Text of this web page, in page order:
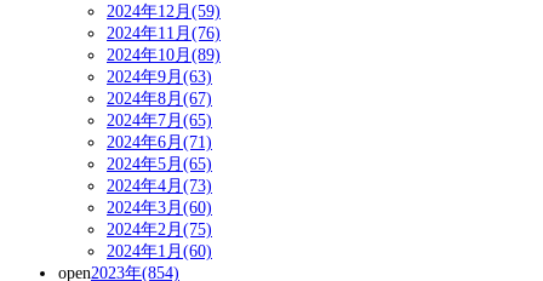
2024年12月(59)
2024年11月(76)
2024年10月(89)
2024年9月(63)
2024年8月(67)
2024年7月(65)
2024年6月(71)
2024年5月(65)
2024年4月(73)
2024年3月(60)
2024年2月(75)
2024年1月(60)
open2023年(854)